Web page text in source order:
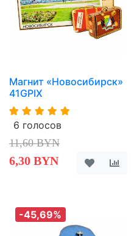
Магнит «Новосибирск»
41GPIX
6 голосов
11,60 BYN
6,30 BYN
-45,69%